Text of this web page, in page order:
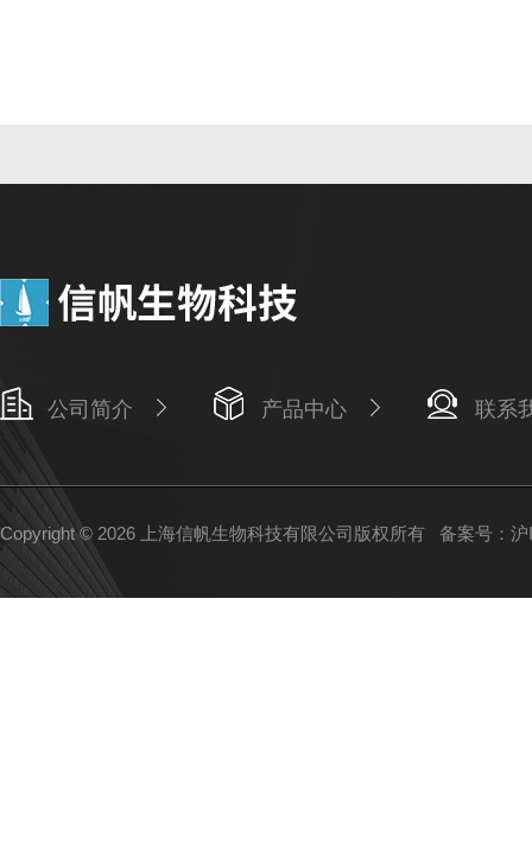
公司简介 产品中心 联系
Copyright © 2026 上海信帆生物科技有限公司版权所有 备案号：